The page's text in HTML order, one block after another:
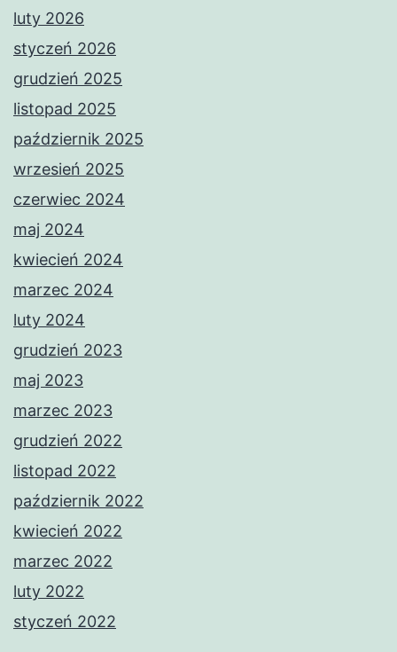
luty 2026
styczeń 2026
grudzień 2025
listopad 2025
październik 2025
wrzesień 2025
czerwiec 2024
maj 2024
kwiecień 2024
marzec 2024
luty 2024
grudzień 2023
maj 2023
marzec 2023
grudzień 2022
listopad 2022
październik 2022
kwiecień 2022
marzec 2022
luty 2022
styczeń 2022